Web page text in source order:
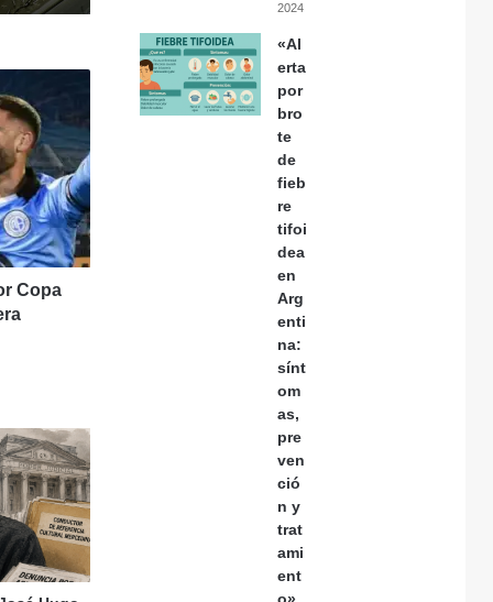
Copa
2024
«Al
erta
por
bro
te
de
fieb
re
tifoi
dea
en
Arg
enti
na:
sínt
om
as,
pre
ven
ció
n y
trat
ami
ent